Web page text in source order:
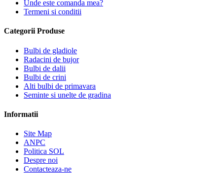
Unde este comanda mea?
Termeni si conditii
Categorii Produse
Bulbi de gladiole
Radacini de bujor
Bulbi de dalii
Bulbi de crini
Alti bulbi de primavara
Seminte si unelte de gradina
Informatii
Site Map
ANPC
Politica SOL
Despre noi
Contacteaza-ne